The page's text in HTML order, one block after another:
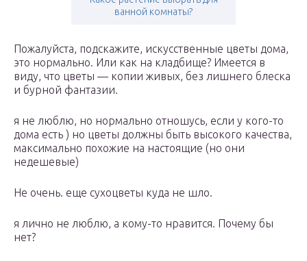
ванной комнаты?
Пожалуйста, подскажите, искусственные цветы дома,
это нормально. Или как на кладбище? Имеется в
виду, что цветы — копии живых, без лишнего блеска
и бурной фантазии.
я не люблю, но нормально отношусь, если у кого-то
дома есть ) но цветы должны быть высокого качества,
максимально похожие на настоящие (но они
недешевые)
Не очень. еще сухоцветы куда не шло.
я лично не люблю, а кому-то нравится. Почему бы
нет?